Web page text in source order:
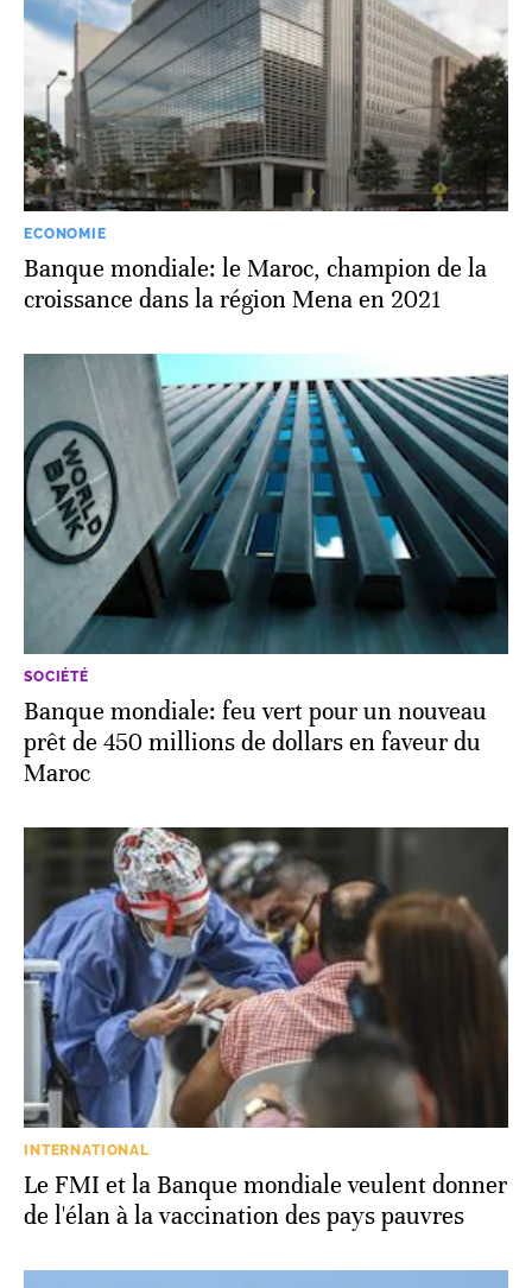
ECONOMIE
Banque mondiale: le Maroc, champion de la
croissance dans la région Mena en 2021
SOCIÉTÉ
Banque mondiale: feu vert pour un nouveau
prêt de 450 millions de dollars en faveur du
Maroc
INTERNATIONAL
Le FMI et la Banque mondiale veulent donner
de l'élan à la vaccination des pays pauvres